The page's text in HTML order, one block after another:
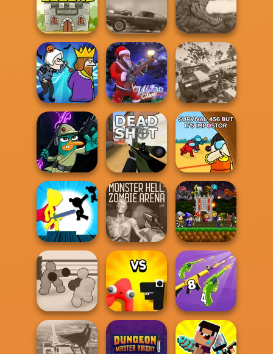
Sharkosaurus
Rampage
Swat Vs Zombies The Office Guy
Soldier Legend Death Chase Rio Rex
Murder Winter Clash 3D
Carnage Battle
Arena
Agent P Rebel
Deadshot.io
Survival 456 But
It Impostor
Stickman The
Flash
Monster Hell:
Zombie Arena
Mini Guardians
Castle Defense